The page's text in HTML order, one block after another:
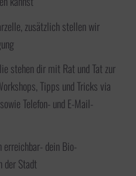
zusätzlich stellen wir
stehen dir mit Rat und Tat zur
Tipps und Tricks via
Telefon- und E-Mail-
dein Bio-
der Stadt